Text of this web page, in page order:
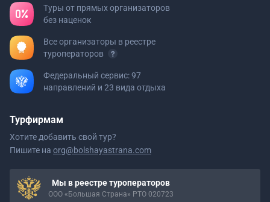
Туры от прямых организаторов
без наценок
Все организаторы в реестре
туроператоров
Федеральный сервис: 97
направлений и 23 вида отдыха
Турфирмам
Хотите добавить свой тур?
Пишите на org@bolshayastrana.com
Мы в реестре туроператоров
ООО «Большая Страна» РТО 020723